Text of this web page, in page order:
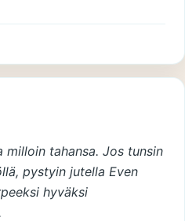
milloin tahansa. Jos tunsin
pystyin jutella Even
hyväksi